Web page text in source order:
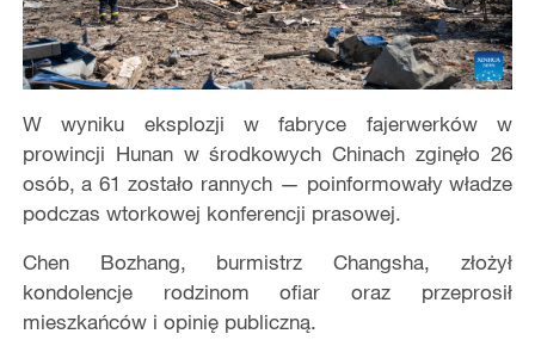
W wyniku eksplozji w fabryce fajerwerków w
prowincji Hunan w środkowych Chinach zginęło 26
osób, a 61 zostało rannych — poinformowały władze
podczas wtorkowej konferencji prasowej.
Chen Bozhang, burmistrz Changsha, złożył
kondolencje rodzinom ofiar oraz przeprosił
mieszkańców i opinię publiczną.